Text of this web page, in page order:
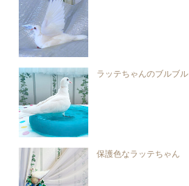
ラッテちゃんのブルブル
保護色なラッテちゃん